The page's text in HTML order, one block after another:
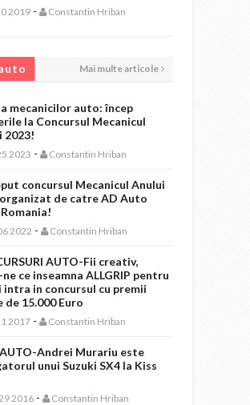
2019 - Constantin Hriban
Mai multe articole
mecanicilor auto: încep
la Concursul Mecanicul
2023!
2023 - Constantin Hriban
concursul Mecanicul Anului
organizat de catre AD Auto
2022 - Constantin Hriban
AUTO-Fii creativ,
ce inseamna ALLGRIP pentru
intra in concursul cu premii
15.000 Euro
2017 - Constantin Hriban
Andrei Murariu este
unui Suzuki SX4 la Kiss
2016 - Constantin Hriban